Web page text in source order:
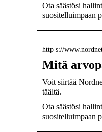
Ota säästösi
suositelluimpaan
http s://
Mitä
Voit siirtää
täältä.
Ota säästösi
suositelluimpaan